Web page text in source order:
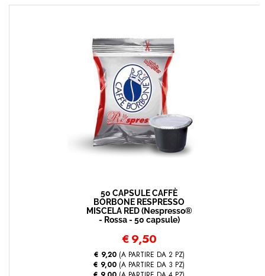
50 CAPSULE CAFFÈ
BORBONE RESPRESSO
MISCELA RED (Nespresso®
- Rossa - 50 capsule)
€ 9,50
€ 9,20(A PARTIRE DA 2 PZ)
€ 9,00 (A PARTIRE DA 3 PZ)